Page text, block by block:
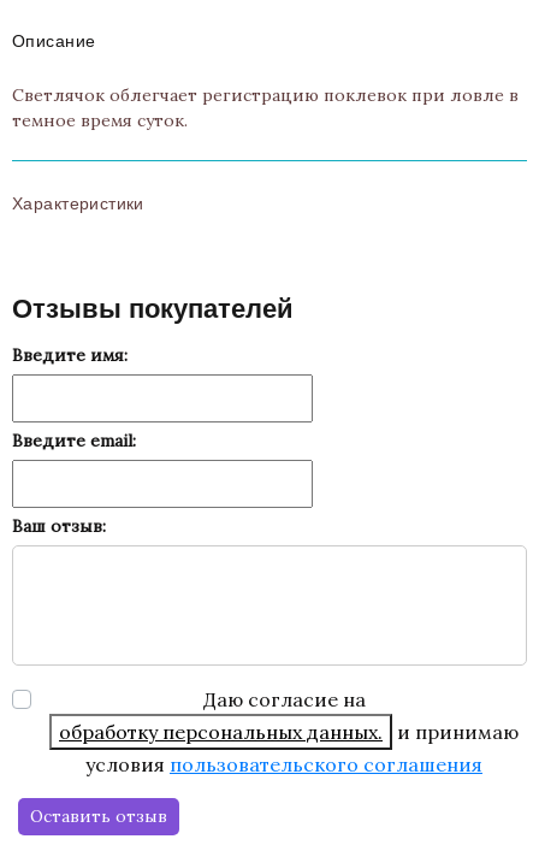
Описание
Светлячок облегчает регистрацию поклевок при ловле в
темное время суток.
Характеристики
Отзывы покупателей
Введите имя:
Введите email:
Ваш отзыв:
Даю согласие на
обработку персональных данных.
и принимаю
условия пользовательского соглашения
Оставить отзыв